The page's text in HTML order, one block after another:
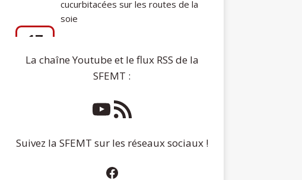
Communication de Ann Tashi Slater :
From 1920s Tibet to 21st-Century
La chaîne Youtube et le flux RSS de la
SFEMT :
Suivez la SFEMT sur les réseaux sociaux !